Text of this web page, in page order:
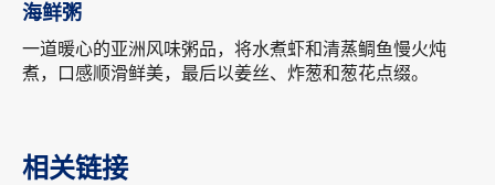
海鲜粥
一道暖心的亚洲风味粥品，将水煮虾和清蒸鲷鱼慢火炖
煮，口感顺滑鲜美，最后以姜丝、炸葱和葱花点缀。
相关链接